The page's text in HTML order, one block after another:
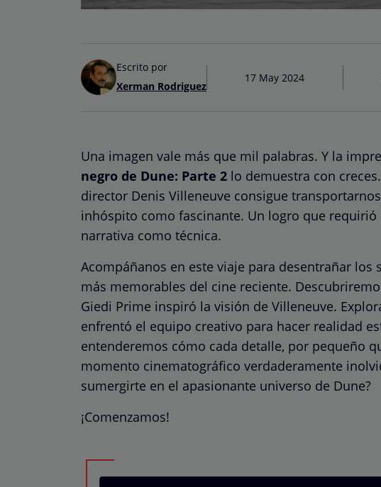
Escrito por
Xerman Rodriguez
17 May 2024
Una imagen vale más que mil palabras. Y la
negro de Dune: Parte 2 lo demuestra con
director Denis Villeneuve consigue
inhóspito como fascinante. Un logro que
narrativa como técnica.
Acompáñanos en este viaje para desentrañar los
más memorables del cine reciente.
Giedi Prime inspiró la visión de Villeneuve.
enfrentó el equipo creativo para hacer realidad
entenderemos cómo cada detalle, por pequeño
momento cinematográfico verdaderamente
sumergirte en el apasionante universo de Dune?
¡Comenzamos!